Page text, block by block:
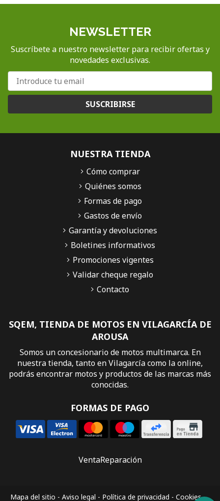
NEWSLETTER
Suscríbete a nuestro newsletter para recibir ofertas y
novedades exclusivas.
SUSCRIBIRSE
SQEM, TIENDA DE MOTOS EN VILAGARCÍA DE
AROUSA
Somos un concesionario de motos multimarca. En
nuestra tienda, tanto en Vilagarcía como la online,
podrás encontrar motos y productos de las marcas más
conocidas.
FORMAS DE PAGO
NUESTRA TIENDA
Cómo comprar
Quiénes somos
Formas de pago
Gastos de envío
Garantía y devoluciones
Boletines informativos
Promociones vigentes
Validar cheque regalo
Contacto
VentaReparación
Mapa del sitio - Aviso legal - Política de privacidad - Cookies-